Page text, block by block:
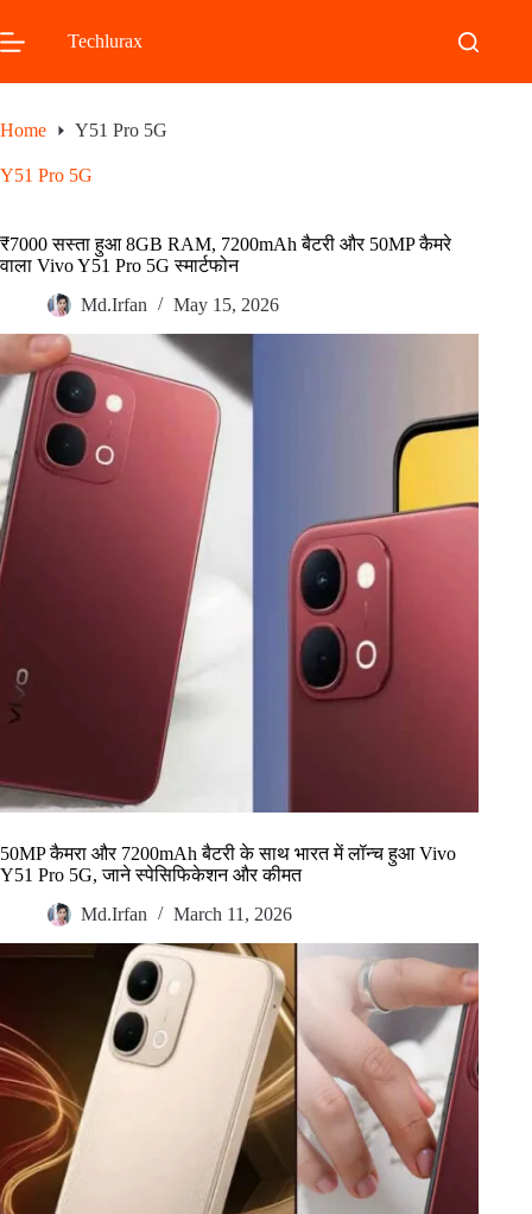
to
content
Techlurax
Home Y51 Pro 5G
Y51 Pro 5G
₹7000 सस्ता हुआ 8GB RAM, 7200mAh बैटरी और 50MP कैमरे
वाला Vivo Y51 Pro 5G स्मार्टफोन
Md.Irfan
May 15, 2026
50MP कैमरा और 7200mAh बैटरी के साथ भारत में लॉन्च हुआ Vivo
Y51 Pro 5G, जाने स्पेसिफिकेशन और कीमत
Md.Irfan
March 11, 2026